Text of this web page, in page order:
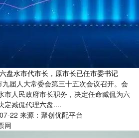
盘水市代市长，原市长已任市委书记
届人大常委会第三十五次会议召开。会
市人民政府市长职务，决定任命臧侃为六
定臧侃代理六盘....
22 来源：聚创优配平台
网